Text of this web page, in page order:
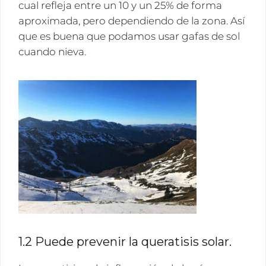
cual refleja entre un 10 y un 25% de forma
aproximada, pero dependiendo de la zona. Así
que es buena que podamos usar gafas de sol
cuando nieva.
1.2 Puede prevenir la queratisis solar.